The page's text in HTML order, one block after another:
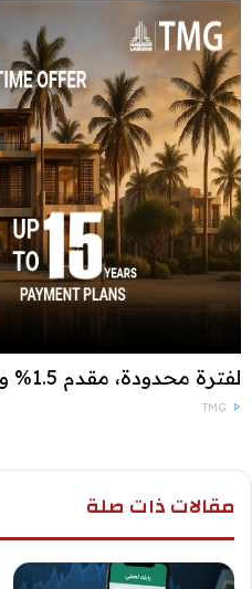
لفترة محدودة، مقدم 1.5% وتقسيط حتى 15 سنة
TMG
مقالات ذات صلة